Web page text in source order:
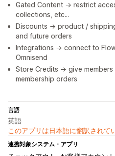
Gated Content → restrict
collections, etc...
Discounts → product /
and future orders
Integrations → connect to
Omnisend
Store Credits → give members
membership orders
言語
英語
このアプリは日本語に翻訳されて
連携対象システム・アプリ